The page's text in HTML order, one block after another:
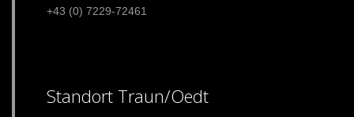
+43 (0) 7229-72461
Standort Traun/Oedt